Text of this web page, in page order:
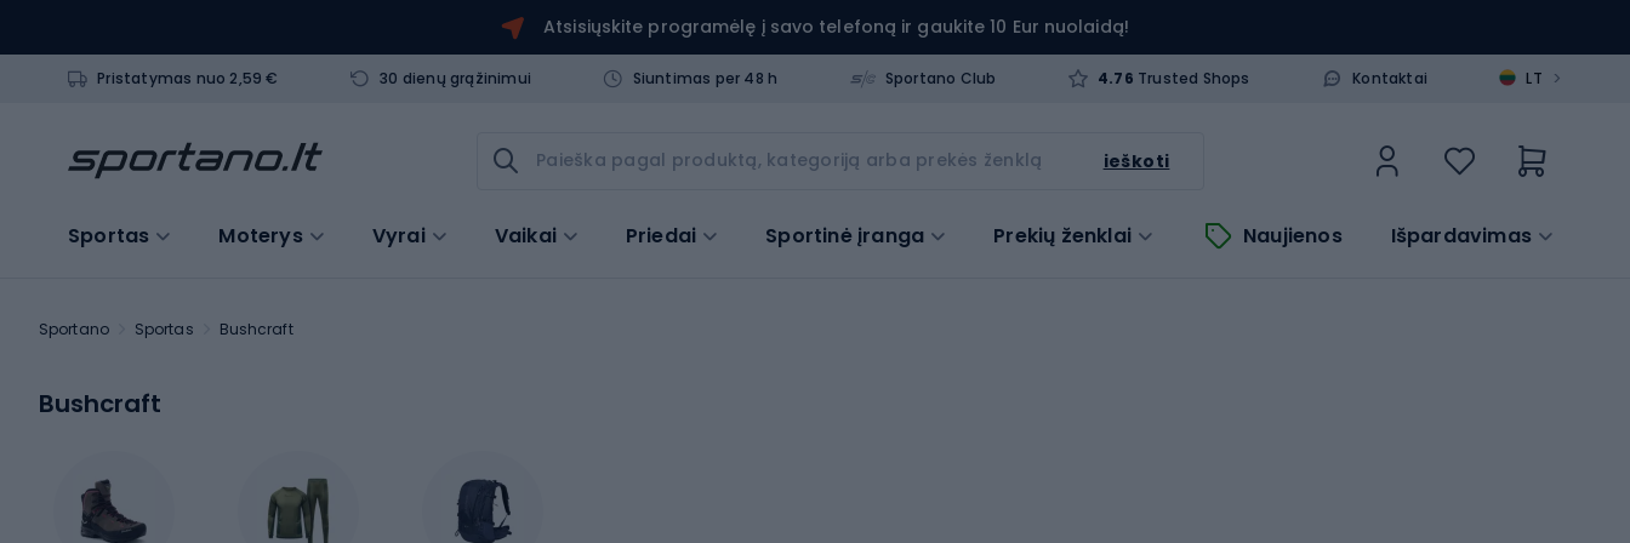
Atsisiųskite programėlę į savo telefoną ir gaukite 10 Eur nuolaidą!
Pristatymas nuo 2,59 € 30 dienų grąžinimui Siuntimas per 48 h Sportano Club 4.76 Trusted Shops Kontaktai LT >
ieškoti
Sportas Moterys Vyrai Vaikai Priedai Sportinė įranga Prekių ženklai Naujienos Išpardavimas
Sportano Sportas Bushcraft
Bushcraft